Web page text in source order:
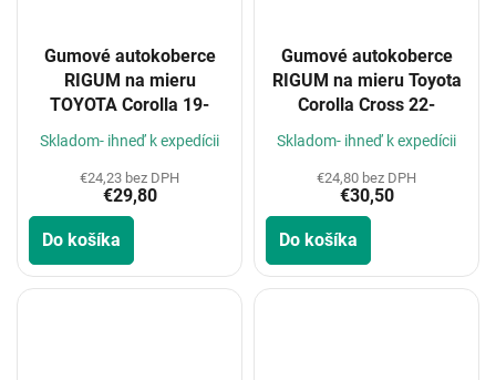
Gumové autokoberce
RIGUM na mieru
TOYOTA Corolla 19-
Skladom- ihneď k expedícii
€24,23 bez DPH
€29,80
Do košíka
Gumové autokoberce
RIGUM na mieru Toyota
Corolla Cross 22-
Skladom- ihneď k expedícii
€24,80 bez DPH
€30,50
Do košíka